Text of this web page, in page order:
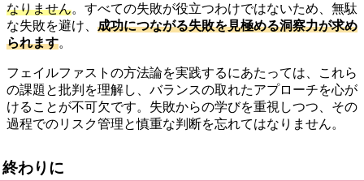
なりません。すべての失敗が役立つわけではないため、無駄
な失敗を避け、 成功につながる失敗を見極める洞察力が求め
られます。
フェイルファストの方法論を実践するにあたっては、これら
の課題と批判を理解し、バランスの取れたアプローチを心が
けることが不可欠です。失敗からの学びを重視しつつ、その
過程でのリスク管理と慎重な判断を忘れてはなりません。
終わりに